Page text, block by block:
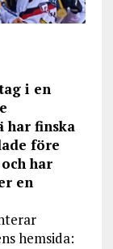
i en
har finska
före
har
en
hemsida: